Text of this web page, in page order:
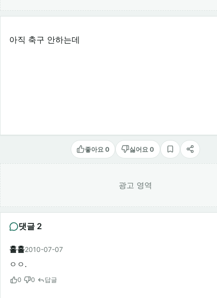
아직 축구 안하는데
좋아요 0 싫어요 0
스크랩공유
광고 영역
댓글 2
홀홀2010-07-07
ㅇㅇ.
0 0 답글